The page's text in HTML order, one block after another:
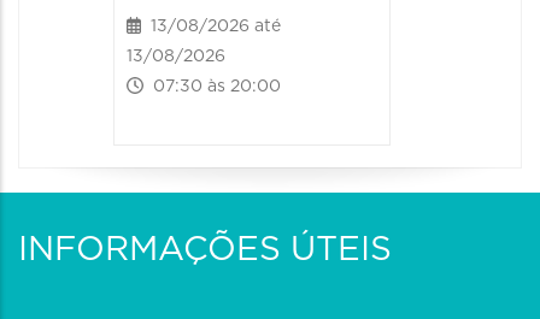
13/08/2026 até
13/08/2026
07:30 às 20:00
INFORMAÇÕES ÚTEIS